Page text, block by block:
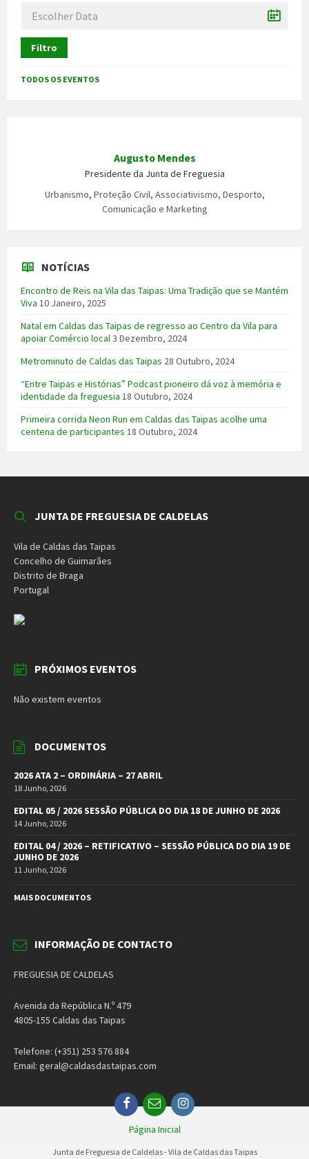
Filtro
TODOS OS EVENTOS
Augusto Mendes
Presidente da Junta de Freguesia
Urbanismo, Proteção Civil, Associativismo, Desporto,
Comunicação e Marketing
NOTÍCIAS
Encontro de Reis na Vila das Taipas: Uma Tradição que se Mantém
Viva 10 Janeiro, 2025
Natal em Caldas das Taipas de regresso ao Centro da Vila para
apoiar Comércio local3 Dezembro, 2024
Metrominuto de Caldas das Taipas 28 Outubro, 2024
“Entre Taipas e Histórias” Podcast pioneiro dá voz à memória e
identidade da freguesia 18 Outubro, 2024
Primeira corrida Neon Run em Caldas das Taipas acolhe uma
centena de participantes 18 Outubro, 2024
JUNTA DE FREGUESIA DE CALDELAS
Vila de Caldas das Taipas
Concelho de Guimarães
Distrito de Braga
Portugal
PRÓXIMOS EVENTOS
Não existem eventos
DOCUMENTOS
2026 ATA 2 – ORDINÁRIA – 27 ABRIL
18 Junho, 2026
EDITAL 05 / 2026 SESSÃO PÚBLICA DO DIA 18 DE JUNHO DE 2026
14 Junho, 2026
EDITAL 04 / 2026 – RETIFICATIVO – SESSÃO PÚBLICA DO DIA 19 DE
JUNHO DE 2026
11 Junho, 2026
MAIS DOCUMENTOS
INFORMAÇÃO DE CONTACTO
FREGUESIA DE CALDELAS
Avenida da República N.º 479
4805-155 Caldas das Taipas
Telefone: (+351) 253 576 884
Email: geral@caldasdastaipas.com
Facebook
EmailInstagram
Página Inicial
Junta de Freguesia de Caldelas - Vila de Caldas das Taipas